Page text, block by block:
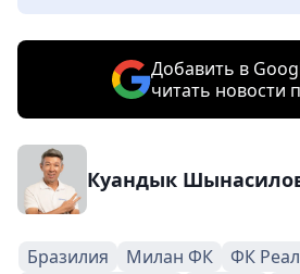
Добавить в
читать новости
Куандык
Бразилия Милан ФК
ФК